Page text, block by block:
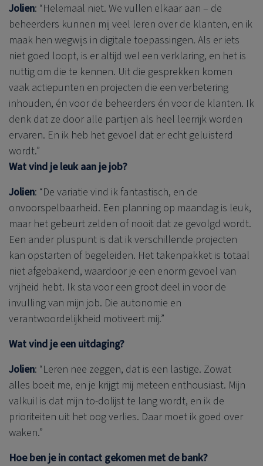
Jolien: “Helemaal niet. We vullen elkaar aan – de
beheerders kunnen mij veel leren over de klanten, en ik
maak hen wegwijs in digitale toepassingen. Als er iets
niet goed loopt, is er altijd wel een verklaring, en het is
nuttig om die te kennen. Uit die gesprekken komen
vaak actiepunten en projecten die een verbetering
inhouden, én voor de beheerders én voor de klanten. Ik
denk dat ze door alle partijen als heel leerrijk worden
ervaren. En ik heb het gevoel dat er echt geluisterd
wordt.”
Wat vind je leuk aan je job?
Jolien: “De variatie vind ik fantastisch, en de
onvoorspelbaarheid. Een planning op maandag is leuk,
maar het gebeurt zelden of nooit dat ze gevolgd wordt.
Een ander pluspunt is dat ik verschillende projecten
kan opstarten of begeleiden. Het takenpakket is totaal
niet afgebakend, waardoor je een enorm gevoel van
vrijheid hebt. Ik sta voor een groot deel in voor de
invulling van mijn job. Die autonomie en
verantwoordelijkheid motiveert mij.”
Wat vind je een uitdaging?
Jolien: “Leren nee zeggen, dat is een lastige. Zowat
alles boeit me, en je krijgt mij meteen enthousiast. Mijn
valkuil is dat mijn to-dolijst te lang wordt, en ik de
prioriteiten uit het oog verlies. Daar moet ik goed over
waken.”
Hoe ben je in contact gekomen met de bank?